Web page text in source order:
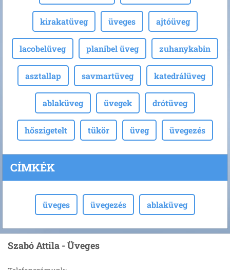
kirakatüveg üveges ajtóüveg
lacobelüveg planibel üveg zuhanykabin
asztallap savmartüveg katedrálüveg
ablaküveg üvegek drótüveg
hőszigetelt tükör üveg üvegezés
CÍMKÉK
üveges üvegezés ablaküveg
Szabó Attila - Üveges